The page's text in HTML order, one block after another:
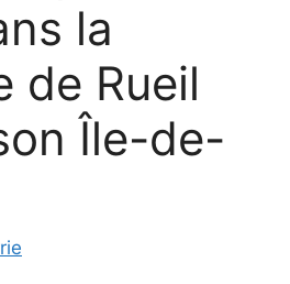
la
de Rueil
Île-de-